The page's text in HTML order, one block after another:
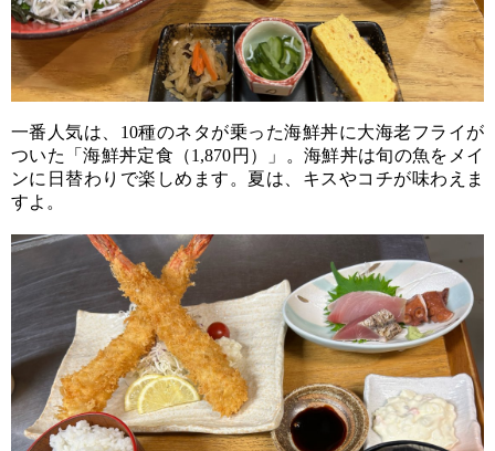
一番人気は、10種のネタが乗った海鮮丼に大海老フライが
ついた「海鮮丼定食（1,870円）」。海鮮丼は旬の魚をメイ
ンに日替わりで楽しめます。夏は、キスやコチが味わえま
すよ。